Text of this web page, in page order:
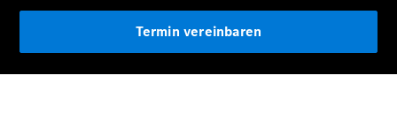
- elektrisch
Citan
Tourer
Termin vereinbaren